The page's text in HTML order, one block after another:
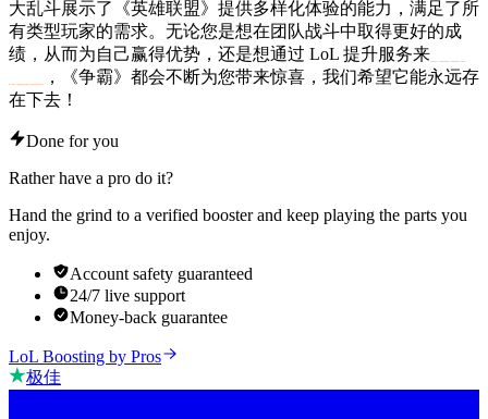
大乱斗展示了《英雄联盟》提供多样化体验的能力，满足了所
有类型玩家的需求。无论您是想在团队战斗中取得更好的成
绩，从而为自己赢得优势，还是想通过 LoL 提升服务来
，《争霸》都会不断为您带来惊喜，我们希望它能永远存
在下去！
Done for you
Rather have a pro do it?
Hand the grind to a verified booster and keep playing the parts you
enjoy.
Account safety guaranteed
24/7 live support
Money-back guarantee
LoL Boosting by Pros
极佳